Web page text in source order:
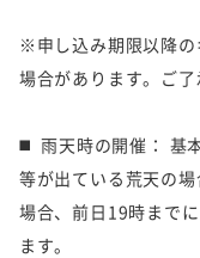
※申し込み期限以降の
場合があります。ご了
◼️ 雨天時の開催： 基
等が出ている荒天の
場合、前日19時まで
ます。